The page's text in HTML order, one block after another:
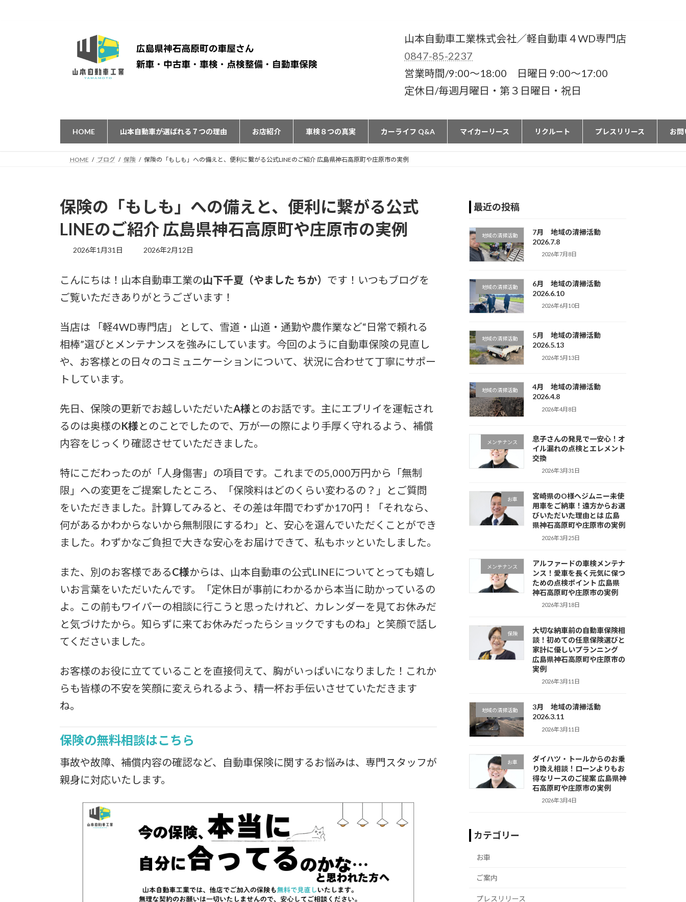
山本自動車工業株式会社／軽自動車４WD専門店
0847-85-2237
営業時間/9:00〜18:00 日曜日 9:00〜17:00
定休日/毎週月曜日・第３日曜日・祝日
HOME 山本自動車が選ばれる７つの理由 お店紹介 車検８つの真実 カーライフ Q&A マイカーリース リクルート プレスリリース お問
HOME ブログ 保険 保険の「もしも」への備えと、便利に繋がる公式LINEのご紹介 広島県神石高原町や庄原市の実例
保険の「もしも」への備えと、便利に繋がる公式
LINEのご紹介 広島県神石高原町や庄原市の実例
2026年1月31日
最
新
時
2026年2月12日
こんにちは！山本自動車工業の山下千夏（やました ちか） です！いつもブログを
ご覧いただきありがとうございます！
当店は 「軽4WD専門店」 として、雪道・山道・通勤や農作業など“日常で頼れる
相棒”選びとメンテナンスを強みにしています。今回のように自動車保険の見直し
や、お客様との日々のコミュニケーションについて、状況に合わせて丁寧にサポー
トしています。
先日、保険の更新でお越しいただいたA様 とのお話です。主にエブリイを運転され
るのは奥様のK様 とのことでしたので、万が一の際により手厚く守れるよう、補償
内容をじっくり確認させていただきました。
特にこだわったのが「人身傷害」の項目です。これまでの5,000万円から「無制
限」への変更をご提案したところ、「保険料はどのくらい変わるの？」とご質問
をいただきました。計算してみると、その差は年間でわずか170円！「それなら、
何があるかわからないから無制限にするわ」と、安心を選んでいただくことができ
ました。わずかなご負担で大きな安心をお届けできて、私もホッといたしました。
また、別のお客様であるC様からは、山本自動車の公式LINEについてとっても嬉し
いお言葉をいただいたんです。「定休日が事前にわかるから本当に助かっているの
よ。この前もワイパーの相談に行こうと思ったけれど、カレンダーを見てお休みだ
と気づけたから。知らずに来てお休みだったらショックですものね」と笑顔で話し
てくださいました。
お客様のお役に立てていることを直接伺えて、胸がいっぱいになりました！これか
らも皆様の不安を笑顔に変えられるよう、精一杯お手伝いさせていただきます
ね。
保険の無料相談はこちら
事故や故障、補償内容の確認など、自動車保険に関するお悩みは、専門スタッフが
親身に対応いたします。
最近の投稿
地域の清掃活動
7月 地域の清掃活動
2026.7.8
2026年7月8日
地域の清掃活動
6月 地域の清掃活動
2026.6.10
2026年6月10日
地域の清掃活動
5月 地域の清掃活動
2026.5.13
2026年5月13日
地域の清掃活動
4月 地域の清掃活動
2026.4.8
2026年4月8日
メンテナンス
息子さんの発見で一安心！オ
イル漏れの点検とエレメント
交換
2026年3月31日
お車
宮崎県のO様へジムニー未使
用車をご納車！遠方からお選
びいただいた理由とは 広島
県神石高原町や庄原市の実例
2026年3月25日
メンテナンス
アルファードの車検メンテナ
ンス！愛車を長く元気に保つ
ための点検ポイント 広島県
神石高原町や庄原市の実例
2026年3月18日
保険
大切な納車前の自動車保険相
談！初めての任意保険選びと
家計に優しいプランニング
広島県神石高原町や庄原市の
実例
2026年3月11日
地域の清掃活動
3月 地域の清掃活動
2026.3.11
2026年3月11日
お車
ダイハツ・トールからのお乗
り換え相談！ローンよりもお
得なリースのご提案 広島県神
石高原町や庄原市の実例
2026年3月4日
カテゴリー
お車
ご案内
プレスリリース